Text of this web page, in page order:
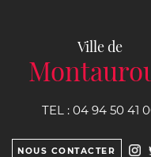
Ville de
TEL : 04 94 50 41
NOUS CONTACTER